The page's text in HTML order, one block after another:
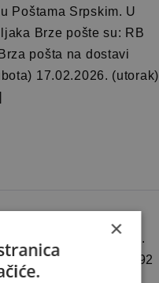
Poštama Srpskim. U
Brze pošte su: RB
pošta na dostavi
17.02.2026. (utorak)
da je 9. veljače
dan u općini Odžak.
76290 Odžak, 76292
×